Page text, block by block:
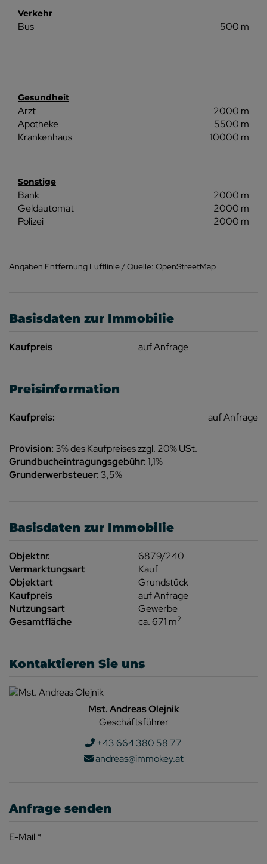
Verkehr
Bus 500 m
Gesundheit
Arzt
2000 m
Apotheke
5500 m
Krankenhaus
10000 m
Sonstige
Bank
2000 m
Geldautomat
2000 m
Polizei
2000 m
Angaben Entfernung Luftlinie / Quelle: OpenStreetMap
Basisdaten zur Immobilie
Kaufpreis auf Anfrage
Preisinformation
Kaufpreis: auf Anfrage
Provision: 3% des Kaufpreises zzgl. 20% USt.
Grundbucheintragungsgebühr:1,1%
Grunderwerbsteuer: 3,5%
Basisdaten zur Immobilie
Objektnr.
6879/240
Vermarktungsart
Kauf
Objektart
Grundstück
Kaufpreis
auf Anfrage
Nutzungsart
Gewerbe
Gesamtfläche
ca. 671 m2
Kontaktieren Sie uns
Mst. Andreas Olejnik
Geschäftsführer
+43 664 380 58 77
andreas@immokey.at
Anfrage senden
E-Mail